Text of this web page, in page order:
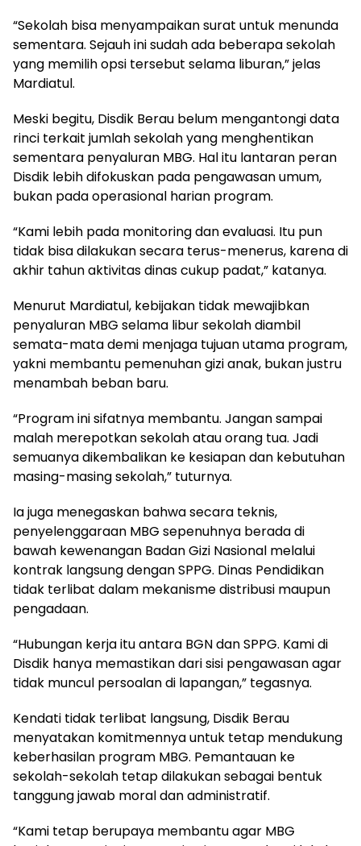
“Sekolah bisa menyampaikan surat untuk menunda
sementara. Sejauh ini sudah ada beberapa sekolah
yang memilih opsi tersebut selama liburan,” jelas
Mardiatul.
Meski begitu, Disdik Berau belum mengantongi data
rinci terkait jumlah sekolah yang menghentikan
sementara penyaluran MBG. Hal itu lantaran peran
Disdik lebih difokuskan pada pengawasan umum,
bukan pada operasional harian program.
“Kami lebih pada monitoring dan evaluasi. Itu pun
tidak bisa dilakukan secara terus-menerus, karena di
akhir tahun aktivitas dinas cukup padat,” katanya.
Menurut Mardiatul, kebijakan tidak mewajibkan
penyaluran MBG selama libur sekolah diambil
semata-mata demi menjaga tujuan utama program,
yakni membantu pemenuhan gizi anak, bukan justru
menambah beban baru.
“Program ini sifatnya membantu. Jangan sampai
malah merepotkan sekolah atau orang tua. Jadi
semuanya dikembalikan ke kesiapan dan kebutuhan
masing-masing sekolah,” tuturnya.
Ia juga menegaskan bahwa secara teknis,
penyelenggaraan MBG sepenuhnya berada di
bawah kewenangan Badan Gizi Nasional melalui
kontrak langsung dengan SPPG. Dinas Pendidikan
tidak terlibat dalam mekanisme distribusi maupun
pengadaan.
“Hubungan kerja itu antara BGN dan SPPG. Kami di
Disdik hanya memastikan dari sisi pengawasan agar
tidak muncul persoalan di lapangan,” tegasnya.
Kendati tidak terlibat langsung, Disdik Berau
menyatakan komitmennya untuk tetap mendukung
keberhasilan program MBG. Pemantauan ke
sekolah-sekolah tetap dilakukan sebagai bentuk
tanggung jawab moral dan administratif.
“Kami tetap berupaya membantu agar MBG